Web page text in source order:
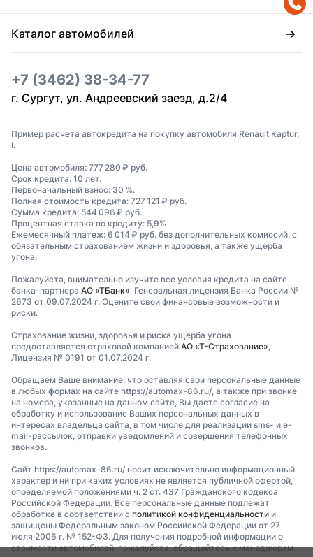
Каталог автомобилей
+7 (3462) 38-34-77
г. Сургут, ул. Андреевский заезд, д.2/4
Пример расчета автокредита на покупку автомобиля Renault Kaptur,
I.
Цена автомобиля: 777 280 ₽ руб.
Срок кредита: 10 лет.
Первоначальный взнос: 30 %.
Полная стоимость кредита: 727 121 ₽ руб.
Сумма кредита: 544 096 ₽ руб.
Процентная ставка по кредиту: 5,9%
Ежемесячный платеж: 6 014 ₽ руб. без дополнительных комиссий, с
обязательным страхованием жизни и здоровья, а также ущерба
угона.
Пожалуйста, внимательно изучите все условия кредита на сайте
банка-партнера АО «ТБанк», Генеральная лицензия Банка России №
2673 от 09.07.2024 г. Оцените свои финансовые возможности и
риски.
Страхование жизни, здоровья и риска ущерба угона
предоставляется страховой компанией АО «Т-Страхование»,
Лицензия № 0191 от 01.07.2024 г.
Обращаем Ваше внимание, что оставляя свои персональные данные
в любых формах на сайте https://automax-86.ru/, а также при звонке
на номера, указанные на данном сайте, Вы даете согласие на
обработку и использование Ваших персональных данных в
интересах владельца сайта, в том числе для реализации sms- и e-
mail-рассылок, отправки уведомлений и совершения телефонных
звонков.
Сайт https://automax-86.ru/ носит исключительно информационный
характер и ни при каких условиях не является публичной офертой,
определяемой положениями ч. 2 ст. 437 Гражданского кодекса
Российской Федерации. Все персональные данные подлежат
обработке в соответствии с политикой конфиденциальности и
защищены Федеральным законом Российской Федерации от 27
июля 2006 г. № 152-ФЗ. Для получения подробной информации о
стоимости автомобилей, пожалуйста, обращайтесь к менеджерам